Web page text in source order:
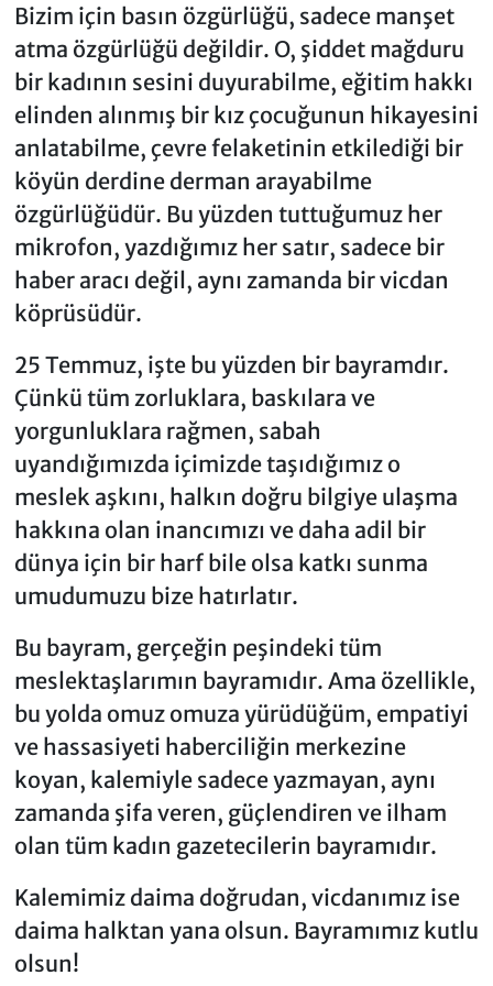
Bizim için basın özgürlüğü, sadece manşet
atma özgürlüğü değildir. O, şiddet mağduru
bir kadının sesini duyurabilme, eğitim hakkı
elinden alınmış bir kız çocuğunun hikayesini
anlatabilme, çevre felaketinin etkilediği bir
köyün derdine derman arayabilme
özgürlüğüdür. Bu yüzden tuttuğumuz her
mikrofon, yazdığımız her satır, sadece bir
haber aracı değil, aynı zamanda bir vicdan
köprüsüdür.
25 Temmuz, işte bu yüzden bir bayramdır.
Çünkü tüm zorluklara, baskılara ve
yorgunluklara rağmen, sabah
uyandığımızda içimizde taşıdığımız o
meslek aşkını, halkın doğru bilgiye ulaşma
hakkına olan inancımızı ve daha adil bir
dünya için bir harf bile olsa katkı sunma
umudumuzu bize hatırlatır.
Bu bayram, gerçeğin peşindeki tüm
meslektaşlarımın bayramıdır. Ama özellikle,
bu yolda omuz omuza yürüdüğüm, empatiyi
ve hassasiyeti haberciliğin merkezine
koyan, kalemiyle sadece yazmayan, aynı
zamanda şifa veren, güçlendiren ve ilham
olan tüm kadın gazetecilerin bayramıdır.
Kalemimiz daima doğrudan, vicdanımız ise
daima halktan yana olsun. Bayramımız kutlu
olsun!